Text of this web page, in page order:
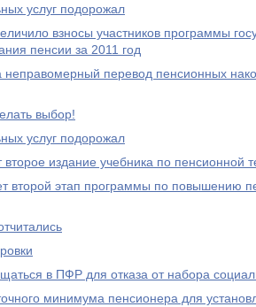
услуг подорожал
взносы участников программы
пенсии за 2011 год
перевод пенсионных
выбор!
услуг подорожал
издание учебника по пенсионной
второй этап программы по повышению
в ПФР для отказа от набора
минимума пенсионера для